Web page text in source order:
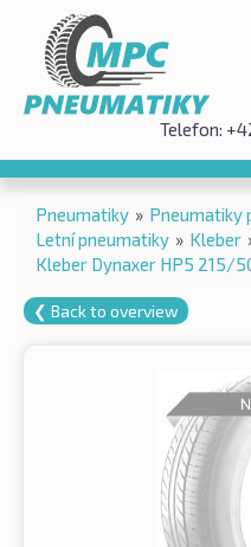
Telefon:
Pneumatiky » Pneumatiky
Letní pneumatiky » Kleber
Kleber Dynaxer HP5 215/
❮ Back to overview